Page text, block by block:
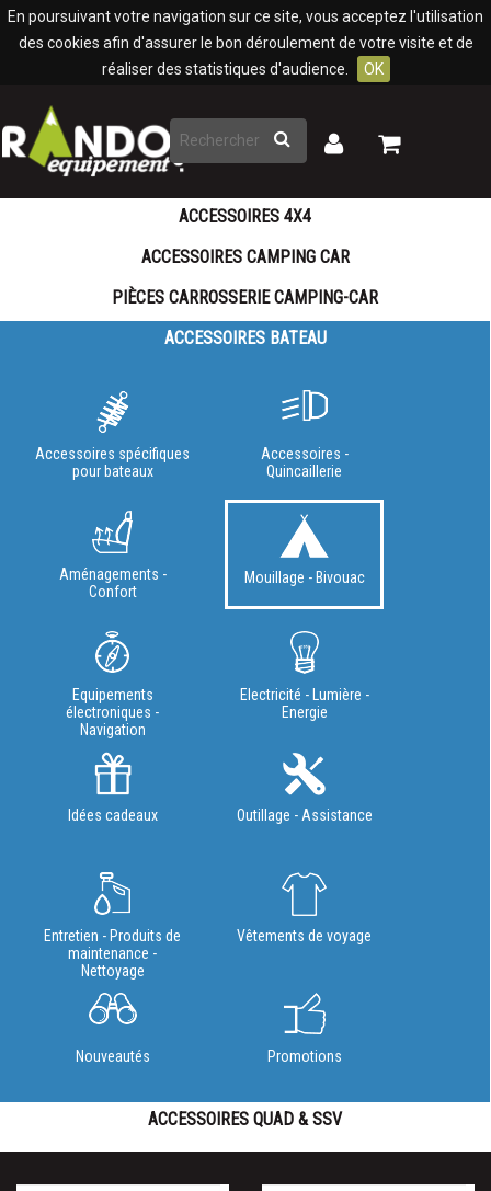
En poursuivant votre navigation sur ce site, vous acceptez l'utilisation
des cookies afin d'assurer le bon déroulement de votre visite et de
réaliser des statistiques d'audience.
OK
Rechercher
Mon
Mon
ACCESSOIRES 4X4
ACCESSOIRES CAMPING CAR
PIÈCES CARROSSERIE CAMPING-CAR
ACCESSOIRES BATEAU
Accessoires spécifiques
pour bateaux
Accessoires -
Quincaillerie
Aménagements -
Confort
Mouillage - Bivouac
Equipements
électroniques -
Navigation
Electricité - Lumière -
Energie
Idées cadeaux Outillage - Assistance
Entretien - Produits de
maintenance -
Nettoyage
Vêtements de voyage
Nouveautés Promotions
ACCESSOIRES QUAD & SSV
Panneau de gestion des cookies